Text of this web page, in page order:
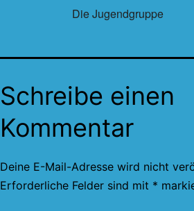
Die Jugendgruppe
Schreibe einen
Kommentar
Deine E-Mail-Adresse wird nicht
Erforderliche Felder sind mit *